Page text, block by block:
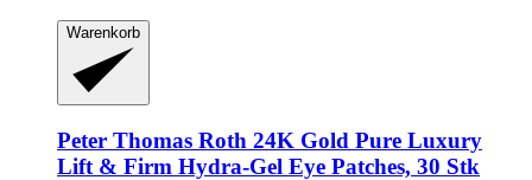
Warenkorb
Peter Thomas Roth 24K Gold Pure Luxury
Lift & Firm Hydra-​Gel Eye Patches, 30 Stk